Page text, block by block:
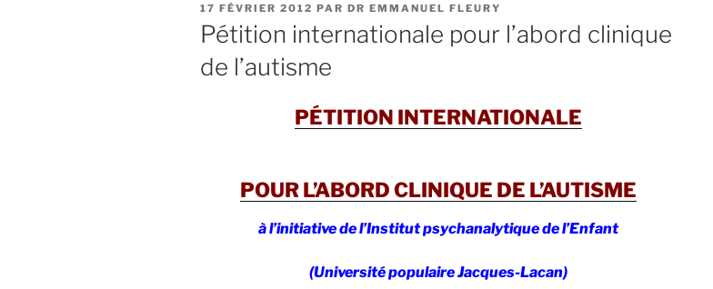
PUBLIÉ
LE
17 FÉVRIER 2012 PAR DR EMMANUEL FLEURY
Pétition internationale pour l’abord clinique
de l’autisme
PÉTITION INTERNATIONALE
POUR L’ABORD CLINIQUE DE L’AUTISME
à l’initiative de l’Institut psychanalytique de l’Enfant
(Université populaire Jacques-Lacan)